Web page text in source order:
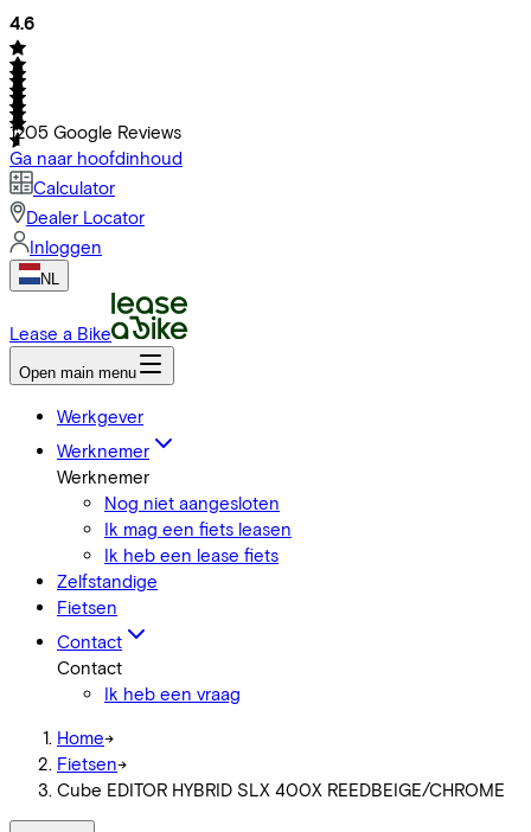
4.6
1205 Google Reviews
Ga naar hoofdinhoud
Calculator
Dealer Locator
Inloggen
NL
Lease a Bike
Open main menu
Werkgever
Werknemer
Werknemer
Nog niet aangesloten
Ik mag een fiets leasen
Ik heb een lease fiets
Zelfstandige
Fietsen
Contact
Contact
Ik heb een vraag
Home->
Fietsen->
Cube EDITOR HYBRID SLX 400X REEDBEIGE/CHROME